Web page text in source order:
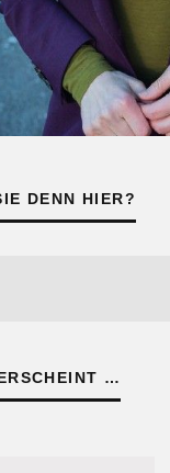
DENN HIER?
…